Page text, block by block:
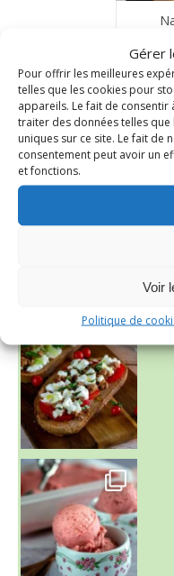
Gérer
Pour offrir les meilleures
telles que les cookies pour
appareils. Le fait de
traiter des données telles
uniques sur ce site. Le fait de
consentement peut avoir un
et fonctions.
Voir
Politique de
Depuis 2006, je vous
avec vous mes
N’hésitez pas à
si vous
~ NICE CREAM À LA FRAISE ~
Presque un mois que